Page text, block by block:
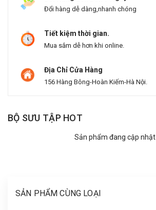
Đổi hàng dễ dàng,nhanh chóng
Tiết kiệm thời gian.
Mua sắm dễ hơn khi online.
Địa Chỉ Cửa Hàng
156 Hàng Bông-Hoàn Kiếm-Hà Nội.
BỘ SƯU TẬP HOT
Sản phẩm đang cập nhật
SẢN PHẨM CÙNG LOẠI